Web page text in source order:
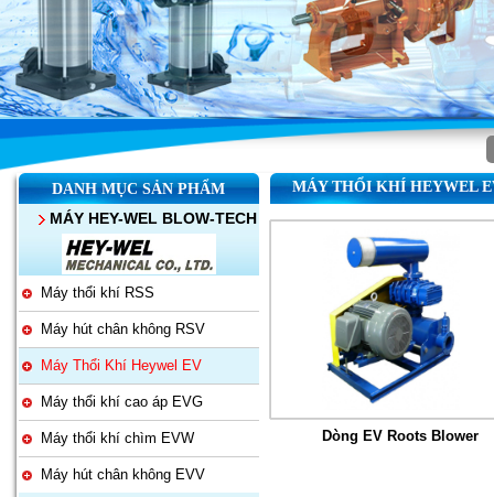
DANH MỤC SẢN PHẨM
MÁY HEY-WEL BLOW-TECH
Máy thổi khí RSS
Máy hút chân không RSV
Máy Thổi Khí Heywel EV
Máy thổi khí cao áp EVG
Máy thổi khí chìm EVW
Máy hút chân không EVV
MÁY THỔI KHÍ HEYWEL
Dòng EV Roots Blower